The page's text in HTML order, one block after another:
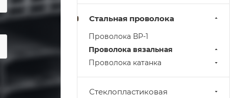
Стальная проволока
Проволока ВР-1
Проволока вязальная
Проволока катанка
Стеклопластиковая